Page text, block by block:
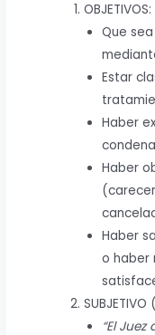
OBJETIVOS:
Que
Estar
Haber
Haber
Haber
o haber
“El